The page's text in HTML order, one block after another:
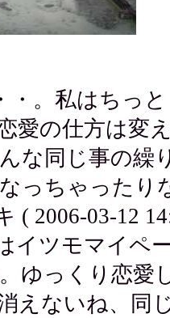
・。私はちっ
愛の仕方は変
な同じ事の繰
っちゃったり
( 2006-03-12
イツモマイペ
ゆっくり恋愛
えないね、同